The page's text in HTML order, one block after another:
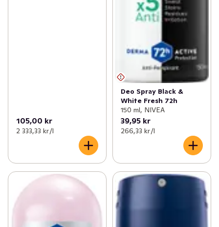
105,00 kr
2 333,33 kr /l
Deo Spray Black &
White Fresh 72h
150 ml, NIVEA
39,95 kr
266,33 kr /l